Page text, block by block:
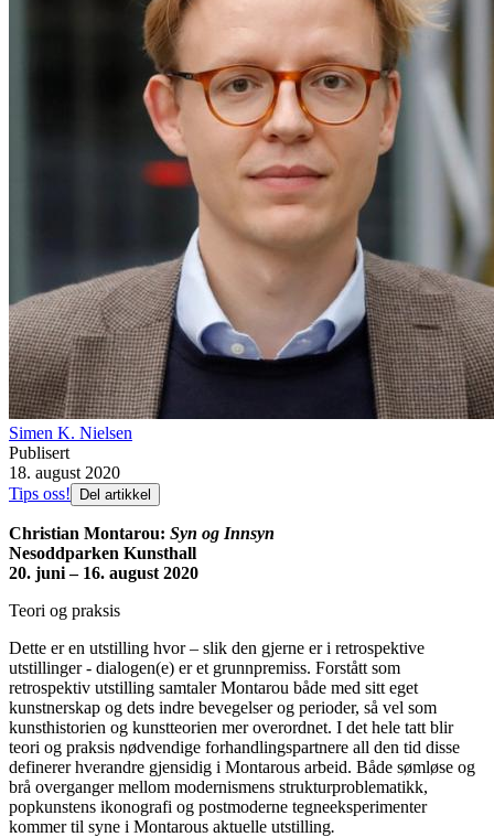
Simen K. Nielsen
Publisert
18. august 2020
Tips oss!
Del artikkel
Christian Montarou: Syn og Innsyn
Nesoddparken Kunsthall
20. juni – 16. august 2020
Teori og praksis
Dette er en utstilling hvor – slik den gjerne er i retrospektive
utstillinger - dialogen(e) er et grunnpremiss. Forstått som
retrospektiv utstilling samtaler Montarou både med sitt eget
kunstnerskap og dets indre bevegelser og perioder, så vel som
kunsthistorien og kunstteorien mer overordnet. I det hele tatt blir
teori og praksis nødvendige forhandlingspartnere all den tid disse
definerer hverandre gjensidig i Montarous arbeid. Både sømløse og
brå overganger mellom modernismens strukturproblematikk,
popkunstens ikonografi og postmoderne tegneeksperimenter
kommer til syne i Montarous aktuelle utstilling.